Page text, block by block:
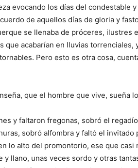
evocando los días del condestable
de aquellos días de gloria y
se llenaba de próceres, ilustres
que acabarían en lluvias torrenciales,
Pero esto es otra cosa,
que el hombre que vive, sueña
y faltaron fregonas, sobró el
sobró alfombra y faltó el invitado
lo alto del promontorio, ese que casi
y llano, unas veces sordo y otras